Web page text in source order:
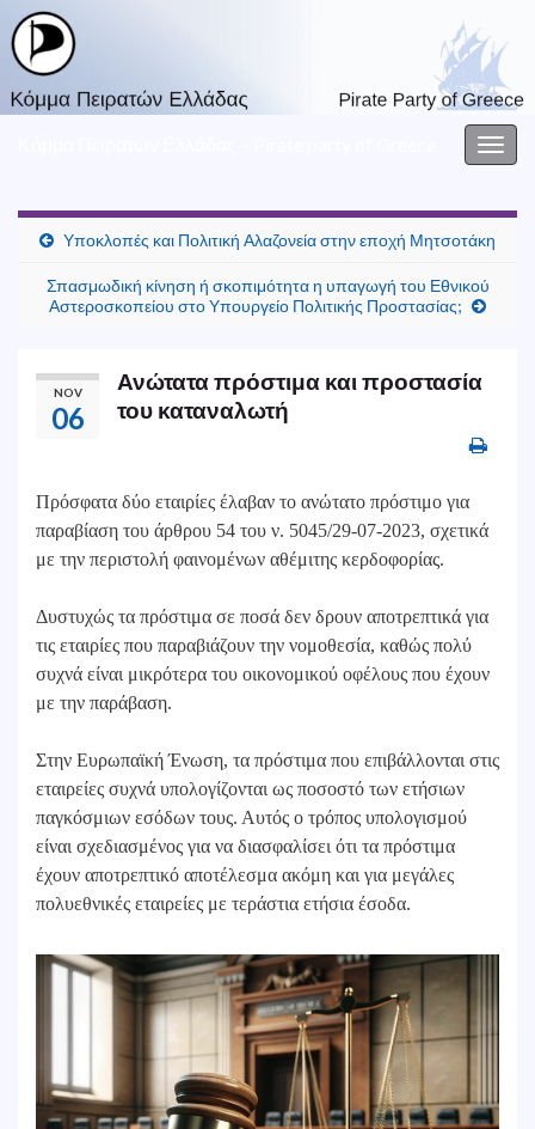
Υποκλοπές και Πολιτική Αλαζονεία στην εποχή Μητσοτάκη
Σπασμωδική κίνηση ή σκοπιμότητα η υπαγωγή του Εθνικού
Αστεροσκοπείου στο Υπουργείο Πολιτικής Προστασίας;
NOV
06
Ανώτατα πρόστιμα και προστασία
του καταναλωτή
Πρόσφατα δύο εταιρίες έλαβαν το ανώτατο πρόστιμο για
παραβίαση του άρθρου 54 του ν. 5045/29-07-2023, σχετικά
με την περιστολή φαινομένων αθέμιτης κερδοφορίας.
Δυστυχώς τα πρόστιμα σε ποσά δεν δρουν αποτρεπτικά για
τις εταιρίες που παραβιάζουν την νομοθεσία, καθώς πολύ
συχνά είναι μικρότερα του οικονομικού οφέλους που έχουν
με την παράβαση.
Στην Ευρωπαϊκή Ένωση, τα πρόστιμα που επιβάλλονται στις
εταιρείες συχνά υπολογίζονται ως ποσοστό των ετήσιων
παγκόσμιων εσόδων τους. Αυτός ο τρόπος υπολογισμού
είναι σχεδιασμένος για να διασφαλίσει ότι τα πρόστιμα
έχουν αποτρεπτικό αποτέλεσμα ακόμη και για μεγάλες
πολυεθνικές εταιρείες με τεράστια ετήσια έσοδα.